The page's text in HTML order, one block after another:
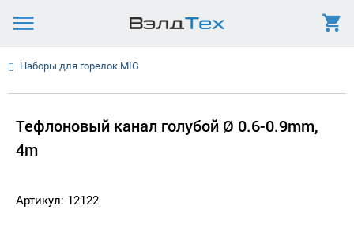
Наборы для горелок MIG
Тефлоновый канал голубой Ø 0.6-0.9mm,
4m
Артикул: 12122